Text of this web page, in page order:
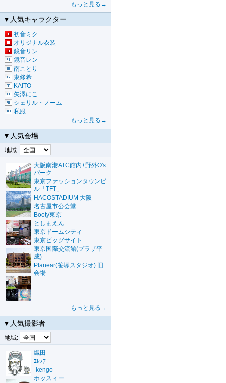
もっと見る→
▼人気キャラクター
初音ミク
オリジナル衣装
鏡音リン
鏡音レン
南ことり
東條希
KAITO
矢澤にこ
シェリル・ノーム
私服
もっと見る→
▼人気会場
地域:
大阪南港ATC館内+野外O's
パーク
東京ファッションタウンビ
ル「TFT」
HACOSTADIUM 大阪
名古屋市公会堂
Booty東京
としまえん
東京ドームシティ
東京ビッグサイト
東京国際交流館(プラザ平
成)
Planear(笹塚スタジオ) 旧
会場
もっと見る→
▼人気撮影者
地域:
織田
ｴﾚﾉｱ
-kengo-
ホッスィー